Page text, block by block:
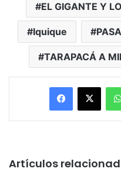
EL GIGANTE Y
Iquique
TARAPACÁ A
Facebook
X
Artículos